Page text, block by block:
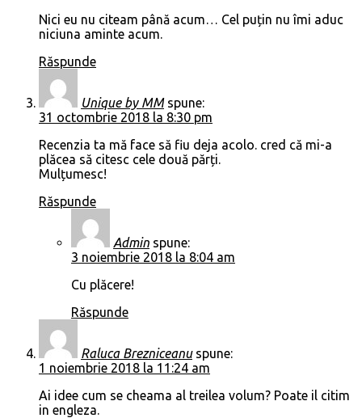
Nici eu nu citeam până acum… Cel puțin nu îmi aduc
niciuna aminte acum.
Răspunde
Unique by MM spune:
31 octombrie 2018 la 8:30 pm
Recenzia ta mă face să fiu deja acolo. cred că mi-a
plăcea să citesc cele două părți.
Mulțumesc!
Răspunde
Admin spune:
3 noiembrie 2018 la 8:04 am
Cu plăcere!
Răspunde
Raluca Brezniceanu spune:
1 noiembrie 2018 la 11:24 am
Ai idee cum se cheama al treilea volum? Poate il citim
in engleza.